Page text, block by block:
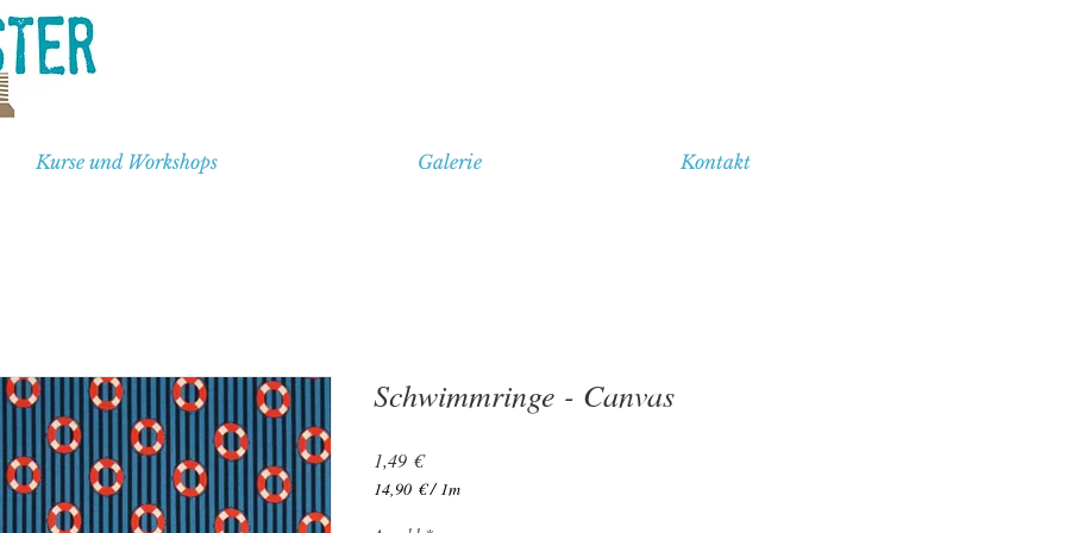
Kurse und Workshops Galerie Kontakt
Schwimmringe - Canvas
1,49 €Preis
14,90 € /1m